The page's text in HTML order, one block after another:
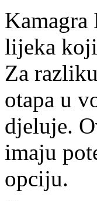
lijeka
Za
otapa u
djeluje.
imaju
opciju.